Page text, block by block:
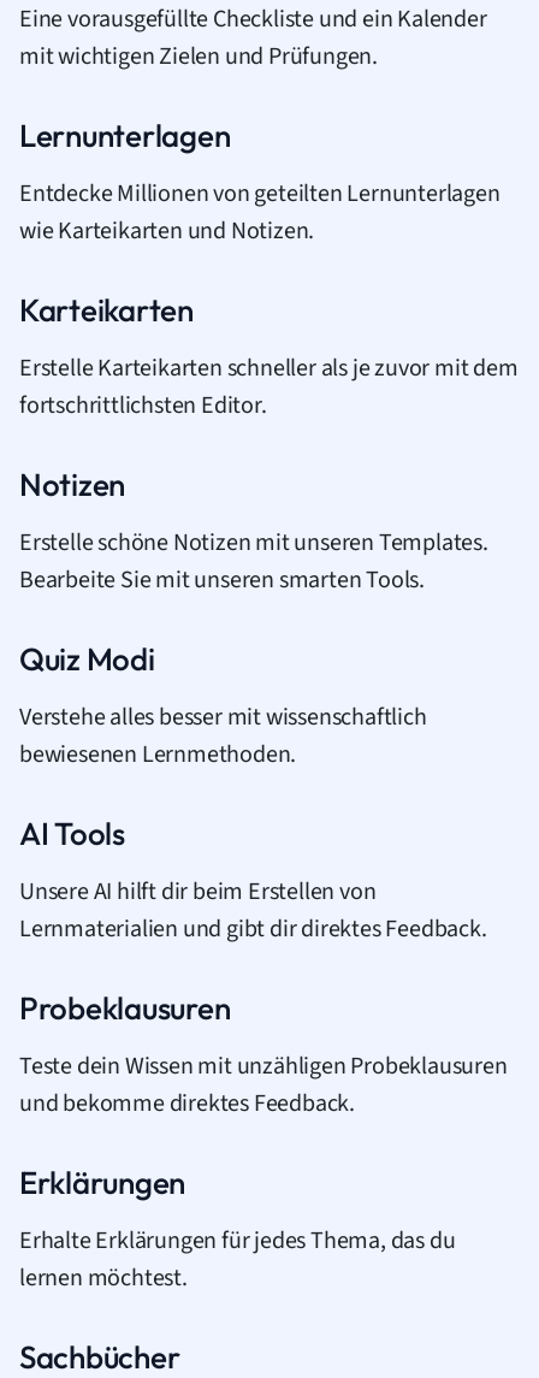
Eine vorausgefüllte Checkliste und ein Kalender
mit wichtigen Zielen und Prüfungen.
Lernunterlagen
Entdecke Millionen von geteilten Lernunterlagen
wie Karteikarten und Notizen.
Karteikarten
Erstelle Karteikarten schneller als je zuvor mit dem
fortschrittlichsten Editor.
Notizen
Erstelle schöne Notizen mit unseren Templates.
Bearbeite Sie mit unseren smarten Tools.
Quiz Modi
Verstehe alles besser mit wissenschaftlich
bewiesenen Lernmethoden.
AI Tools
Unsere AI hilft dir beim Erstellen von
Lernmaterialien und gibt dir direktes Feedback.
Probeklausuren
Teste dein Wissen mit unzähligen Probeklausuren
und bekomme direktes Feedback.
Erklärungen
Erhalte Erklärungen für jedes Thema, das du
lernen möchtest.
Sachbücher